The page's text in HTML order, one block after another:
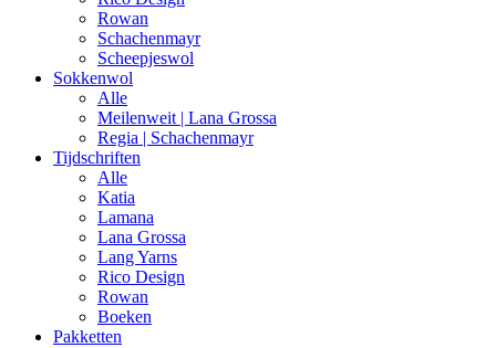
Rowan
Schachenmayr
Scheepjeswol
Sokkenwol
Alle
Meilenweit | Lana Grossa
Regia | Schachenmayr
Tijdschriften
Alle
Katia
Lamana
Lana Grossa
Lang Yarns
Rico Design
Rowan
Boeken
Pakketten